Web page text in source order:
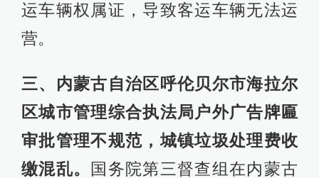
运车辆权属证，导致客运车辆无法运
营。
三、内蒙古自治区呼伦贝尔市海拉尔
区城市管理综合执法局户外广告牌匾
审批管理不规范，城镇垃圾处理费收
缴混乱。
国务院第三督查组在内蒙古